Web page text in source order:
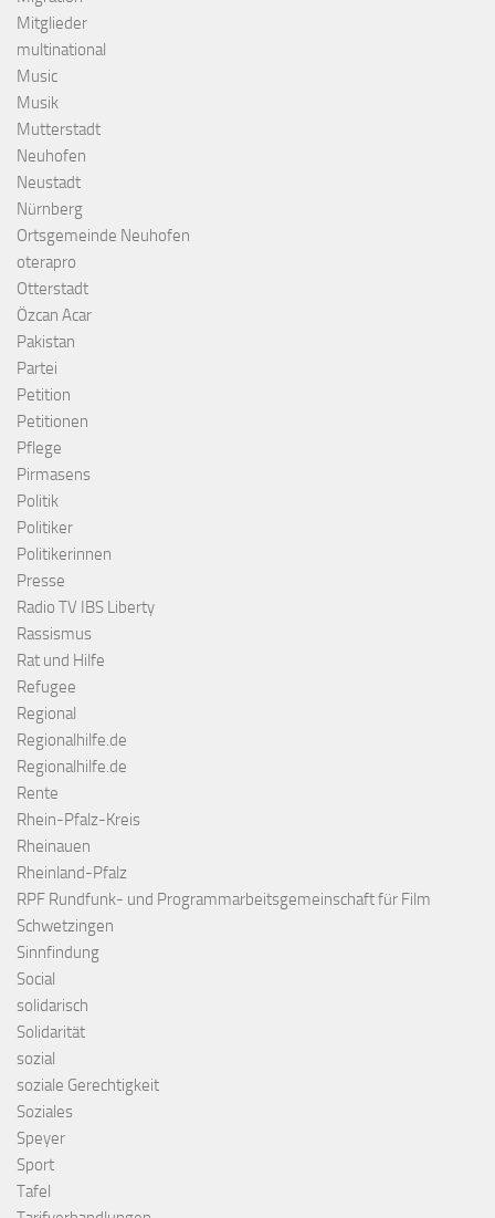
Mitglieder
multinational
Music
Musik
Mutterstadt
Neuhofen
Neustadt
Nürnberg
Ortsgemeinde Neuhofen
oterapro
Otterstadt
Özcan Acar
Pakistan
Partei
Petition
Petitionen
Pflege
Pirmasens
Politik
Politiker
Politikerinnen
Presse
Radio TV IBS Liberty
Rassismus
Rat und Hilfe
Refugee
Regional
Regionalhilfe.de
Regionalhilfe.de
Rente
Rhein-Pfalz-Kreis
Rheinauen
Rheinland-Pfalz
RPF Rundfunk- und Programmarbeitsgemeinschaft für Film
Schwetzingen
Sinnfindung
Social
solidarisch
Solidarität
sozial
soziale Gerechtigkeit
Soziales
Speyer
Sport
Tafel